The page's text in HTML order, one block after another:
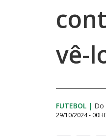
vê-
FUTEBOL | Do
29/10/2024 -